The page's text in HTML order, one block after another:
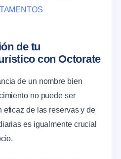
de tu
con Octorate
de un nombre bien
no puede ser
eficaz de las reservas y de
es igualmente crucial